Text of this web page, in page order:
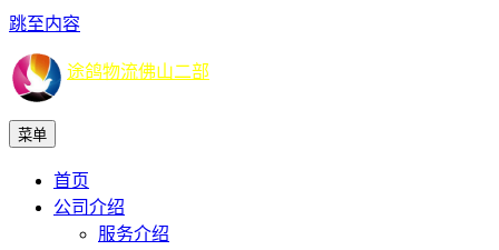
跳至内容
途鸽物流佛山二部
菜单
首页
公司介绍
服务介绍